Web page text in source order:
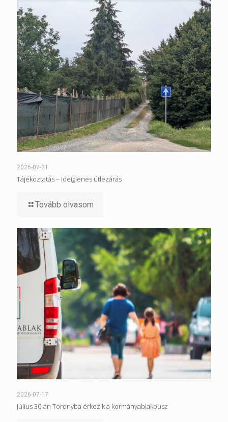
2026-07-21
Tájékoztatás – ideiglenes útlezárás
Tovább olvasom
2026-07-17
Július 30-án Toronyba érkezik a kormányablakbusz